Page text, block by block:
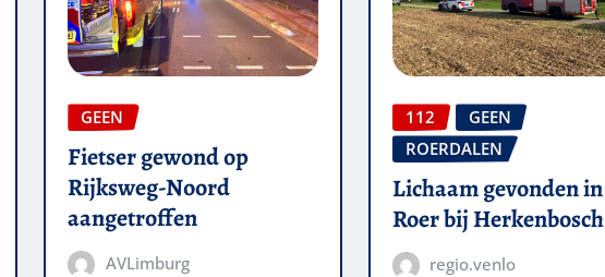
GEEN
Fietser gewond op
Rijksweg-Noord
aangetroffen
AVLimburg
112
GEEN
ROERDALEN
Lichaam gevonden in
Roer bij Herkenbosch
regio.venlo